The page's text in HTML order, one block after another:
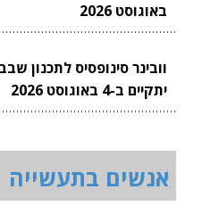
באוגוסט 2026
יתקיים ב-4 באוגוסט 2026
אנשים בתעשייה